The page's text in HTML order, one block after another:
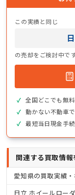
この実績と同じ
の売却をご検討中で
全国どこでも無
動かない不動車
最短当日現金手
関連する買取情報
愛知県の買取実績・
日立 ホイールロー